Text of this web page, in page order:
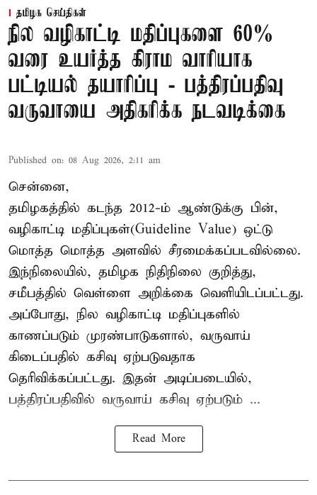
தமிழக செய்திகள்
நில வழிகாட்டி மதிப்புகளை 60%
வரை உயர்த்த கிராம வாரியாக
பட்டியல் தயாரிப்பு - பத்திரப்பதிவு
வருவாயை அதிகரிக்க நடவடிக்கை
Published on: 08 Aug 2026, 2:11 am
சென்னை,
தமிழகத்தில் கடந்த 2012-ம் ஆண்டுக்கு பின்,
வழிகாட்டி மதிப்புகள்(Guideline Value) ஒட்டு
மொத்த மொத்த அளவில் சீரமைக்கப்படவில்லை.
இந்நிலையில், தமிழக நிதிநிலை குறித்து,
சமீபத்தில் வெள்ளை அறிக்கை வெளியிடப்பட்டது.
அப்போது, நில வழிகாட்டி மதிப்புகளில்
காணப்படும் முரண்பாடுகளால், வருவாய்
கிடைப்பதில் கசிவு ஏற்படுவதாக
தெரிவிக்கப்பட்டது. இதன் அடிப்படையில்,
பத்திரப்பதிவில் வருவாய் கசிவு ஏற்படும் ...
Read More